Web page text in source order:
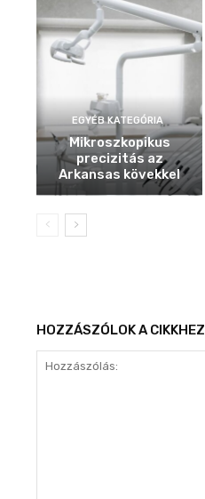
EGYÉB KATEGÓRIA
Mikroszkopikus
precizitás az
Arkansas kövekkel
HOZZÁSZÓLOK A CIKKHEZ